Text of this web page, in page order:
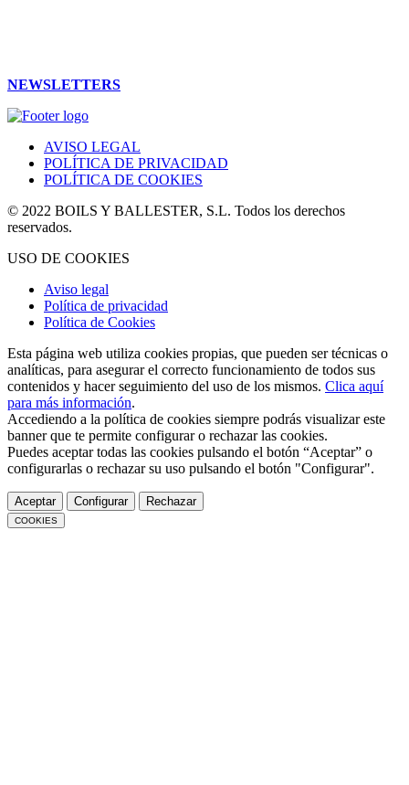
NEWSLETTERS
AVISO LEGAL
POLÍTICA DE PRIVACIDAD
POLÍTICA DE COOKIES
© 2022 BOILS Y BALLESTER, S.L. Todos los derechos
reservados.
USO DE COOKIES
Aviso legal
Política de privacidad
Política de Cookies
Esta página web utiliza cookies propias, que pueden ser técnicas o
analíticas, para asegurar el correcto funcionamiento de todos sus
contenidos y hacer seguimiento del uso de los mismos. Clica aquí
para más información.
Accediendo a la política de cookies siempre podrás visualizar este
banner que te permite configurar o rechazar las cookies.
Puedes aceptar todas las cookies pulsando el botón “Aceptar” o
configurarlas o rechazar su uso pulsando el botón "Configurar".
Aceptar Configurar Rechazar
COOKIES